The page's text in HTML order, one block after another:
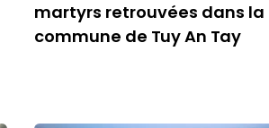
martyrs retrouvées dans la
commune de Tuy An Tay